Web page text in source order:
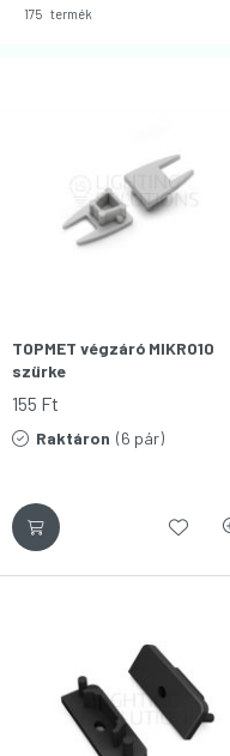
175 termék
TOPMET végzáró MIKRO10
szürke
155 Ft
Raktáron (6 pár)